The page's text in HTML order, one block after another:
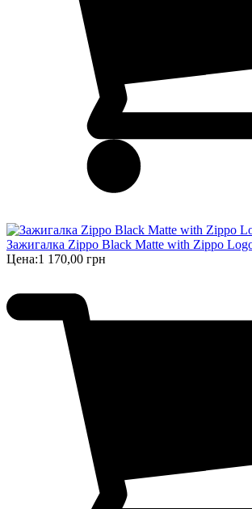
Зажигалка Zippo Black Matte with Zippo
Цена:1 170,00 грн